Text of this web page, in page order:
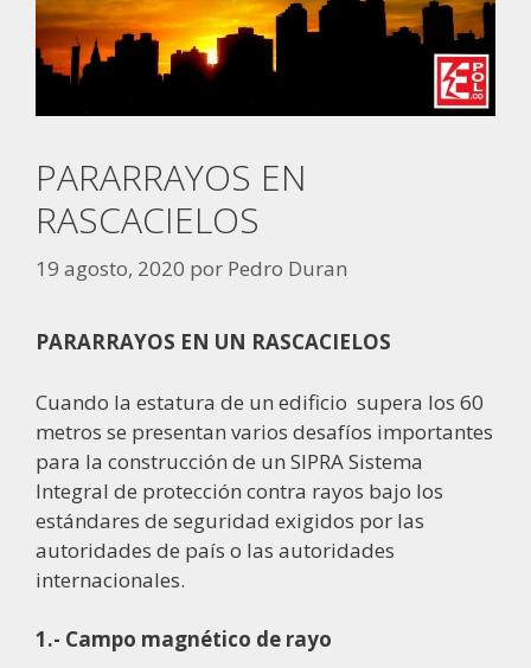
PARARRAYOS EN
RASCACIELOS
19 agosto, 2020 por Pedro Duran
PARARRAYOS EN UN RASCACIELOS
Cuando la estatura de un edificio supera los 60
metros se presentan varios desafíos importantes
para la construcción de un SIPRA Sistema
Integral de protección contra rayos bajo los
estándares de seguridad exigidos por las
autoridades de país o las autoridades
internacionales.
1.- Campo magnético de rayo